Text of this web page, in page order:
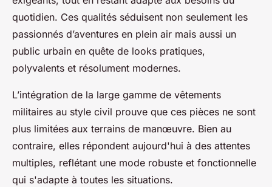
quotidien. Ces qualités séduisent non seulement les
passionnés d’aventures en plein air mais aussi un
public urbain en quête de looks pratiques,
polyvalents et résolument modernes.
L’intégration de la large gamme de vêtements
militaires au style civil prouve que ces pièces ne sont
plus limitées aux terrains de manœuvre. Bien au
contraire, elles répondent aujourd'hui à des attentes
multiples, reflétant une mode robuste et fonctionnelle
qui s'adapte à toutes les situations.